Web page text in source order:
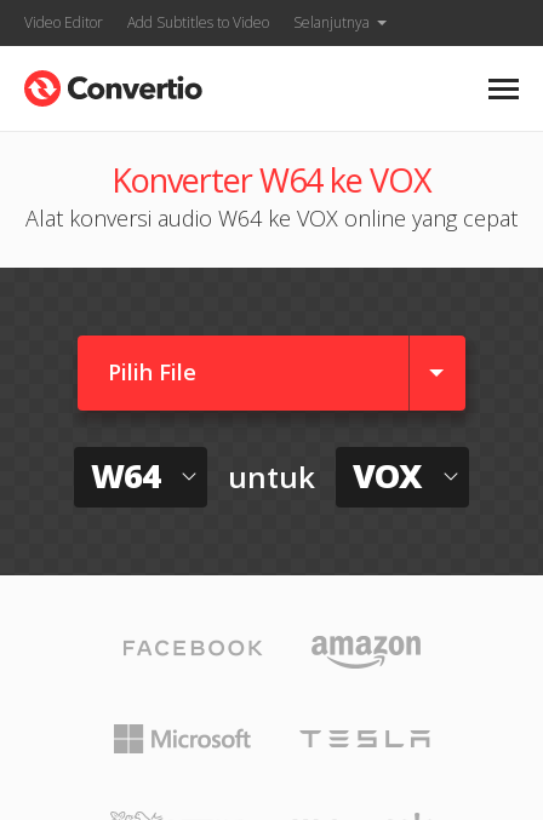
Video Editor Add Subtitles to Video Selanjutnya
Konverter W64 ke VOX
Alat konversi audio W64 ke VOX online yang cepat
Pilih File
W64 untuk VOX